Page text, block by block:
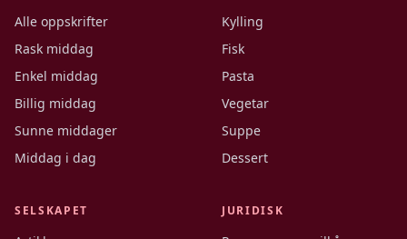
Alle oppskrifter
Rask middag
Enkel middag
Billig middag
Sunne middager
Middag i dag
Kylling
Fisk
Pasta
Vegetar
Suppe
Dessert
SELSKAPET JURIDISK